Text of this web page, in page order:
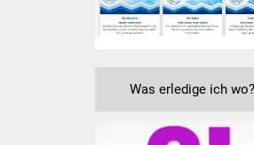
Was erledige ich wo?